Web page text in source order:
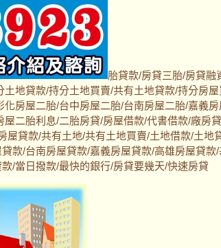
胎貸款/房貸三胎/房貸融
地貸款/持分土地買賣/共有土地貸款/持分房
房屋二胎/台中房屋二胎/台南房屋二胎/嘉義
二胎利息/二胎房貸/房屋借款/代書借款/廠房
貸款/共有土地/共有土地買賣/土地借款/土地
款/台南房屋貸款/嘉義房屋貸款/高雄房屋貸款
/當日撥款/最快的銀行/房貸要幾天/快速房貸